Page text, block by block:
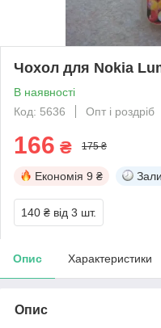
Чохол для Nokia
В наявності
Код: 5636
Опт і роздріб
166 ₴ 175 ₴
Економія 9 ₴
140 ₴ від 3 шт.
Опис Характеристики
Опис